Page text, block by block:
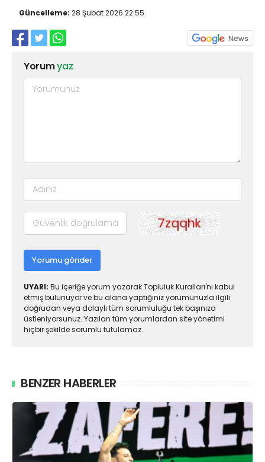
Güncelleme: 28 Şubat 2026 22:55
Yorumyaz
Yorumu gönder
UYARI: Bu içeriğe yorum yazarak Topluluk Kuralları'nı kabul
etmiş bulunuyor ve bu alana yaptığınız yorumunuzla ilgili
doğrudan veya dolaylı tüm sorumluluğu tek başınıza
üstleniyorsunuz. Yazılan tüm yorumlardan site yönetimi
hiçbir şekilde sorumlu tutulamaz.
BENZER HABERLER